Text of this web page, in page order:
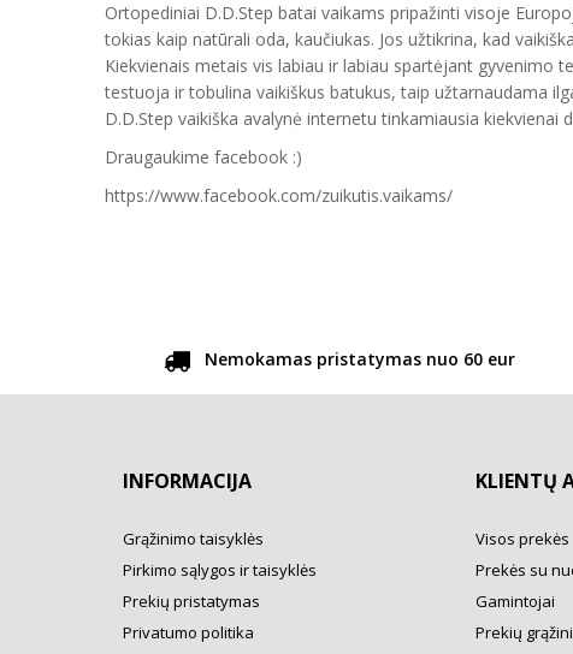
Ortopediniai D.D.Step batai vaikams pripažinti visoje
tokias kaip natūrali oda, kaučiukas. Jos užtikrina, kad
Kiekvienais metais vis labiau ir labiau spartėjant gyvenimo
testuoja ir tobulina vaikiškus batukus, taip užtarnaudama
D.D.Step vaikiška avalynė internetu tinkamiausia kiekvienai
Draugaukime facebook :)
https://www.facebook.com/zuikutis.vaikams/
Nemokamas pristatymas nuo 60 eur
INFORMACIJA
Grąžinimo taisyklės
Pirkimo sąlygos ir taisyklės
Prekių pristatymas
Privatumo politika
KLIENTŲ
Visos prekės
Prekės su
Gamintojai
Prekių